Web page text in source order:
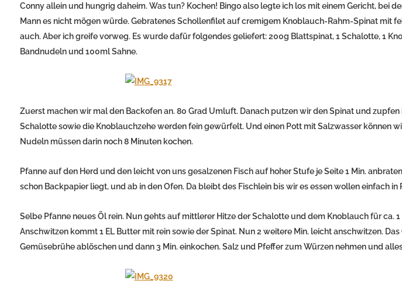
Conny allein und hungrig daheim. Was tun? Kochen! Bingo also legte ich los mit einem Gericht, bei
Mann es nicht mögen würde. Gebratenes Schollenfilet auf cremigem Knoblauch-Rahm-Spinat mit
auch. Aber ich greife vorweg. Es wurde dafür folgendes geliefert: 200g Blattspinat, 1 Schalotte, 1
Bandnudeln und 100ml Sahne.
Zuerst machen wir mal den Backofen an. 80 Grad Umluft. Danach putzen wir den Spinat und zupfen
Schalotte sowie die Knoblauchzehe werden fein gewürfelt. Und einen Pott mit Salzwasser können
Nudeln müssen darin noch 8 Minuten kochen.
Pfanne auf den Herd und den leicht von uns gesalzenen Fisch auf hoher Stufe je Seite 1 Min.
schon Backpapier liegt, und ab in den Ofen. Da bleibt des Fischlein bis wir es essen wollen einfach in
Selbe Pfanne neues Öl rein. Nun gehts auf mittlerer Hitze der Schalotte und dem Knoblauch für ca.
Anschwitzen kommt 1 EL Butter mit rein sowie der Spinat. Nun 2 weitere Min. leicht anschwitzen.
Gemüsebrühe ablöschen und dann 3 Min. einkochen. Salz und Pfeffer zum Würzen nehmen und